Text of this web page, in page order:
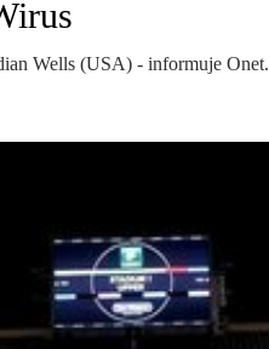
Wells (USA) - informuje Onet.